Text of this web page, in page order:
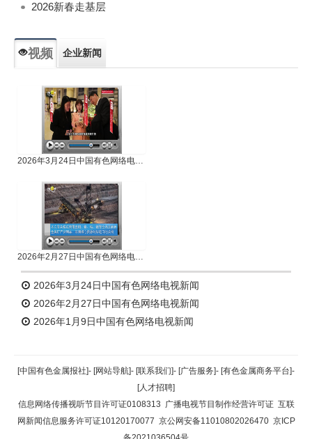
2026新春走基层
视频 企业新闻
2026年3月24日中国有色网络电视新闻
2026年2月27日中国有色网络电视新闻
2026年3月24日中国有色网络电视新闻
2026年2月27日中国有色网络电视新闻
2026年1月9日中国有色网络电视新闻
[中国有色金属报社]- [网站导航]- [联系我们]- [广告服务]- [有色金属商务平台]-
[人才招聘]
信息网络传播视听节目许可证0108313 广播电视节目制作经营许可证 互联
网新闻信息服务许可证10120170077 京公网安备11010802026470 京ICP